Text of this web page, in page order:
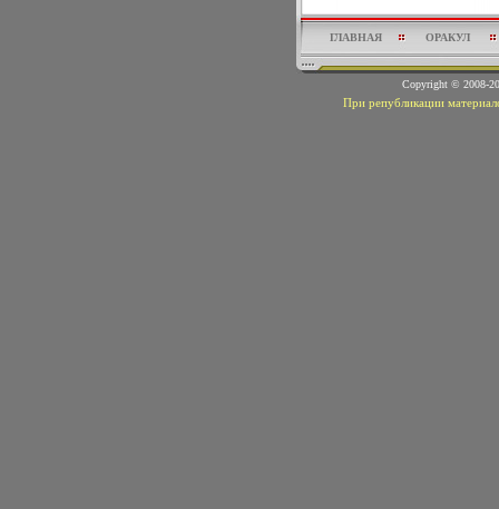
ГЛАВНАЯ ОРАКУЛ
Copyright © 2008-
При републикации